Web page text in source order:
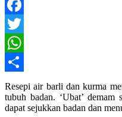
Facebook
Twitter
WhatsApp
Share
Resepi air barli dan kurma
tubuh badan. ‘Ubat’
dapat sejukkan badan dan